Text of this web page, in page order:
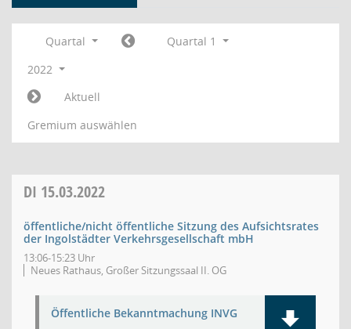
Quartal
Quartal 1
2022
Aktuell
Gremium auswählen
DI 15.03.2022
öffentliche/nicht öffentliche Sitzung des Aufsichtsrates
der Ingolstädter Verkehrsgesellschaft mbH
13:06-15:23 Uhr
Neues Rathaus, Großer Sitzungssaal II. OG
Öffentliche Bekanntmachung INVG